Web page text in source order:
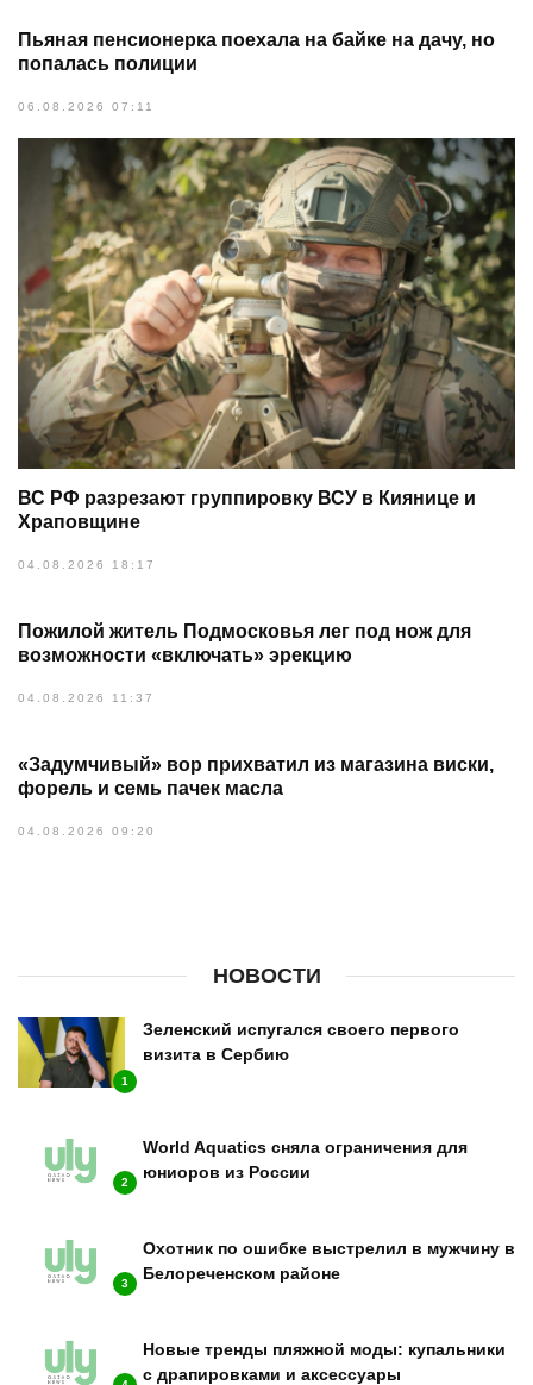
Пьяная пенсионерка поехала на байке на дачу, но
попалась полиции
06.08.2026 07:11
ВС РФ разрезают группировку ВСУ в Киянице и
Храповщине
04.08.2026 18:17
Пожилой житель Подмосковья лег под нож для
возможности «включать» эрекцию
04.08.2026 11:37
«Задумчивый» вор прихватил из магазина виски,
форель и семь пачек масла
04.08.2026 09:20
НОВОСТИ
1
Зеленский испугался своего первого
визита в Сербию
2
World Aquatics сняла ограничения для
юниоров из России
3
Охотник по ошибке выстрелил в мужчину в
Белореченском районе
Новые тренды пляжной моды: купальники
с драпировками и аксессуары